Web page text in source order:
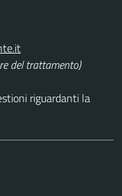
del trattamento)
riguardanti la